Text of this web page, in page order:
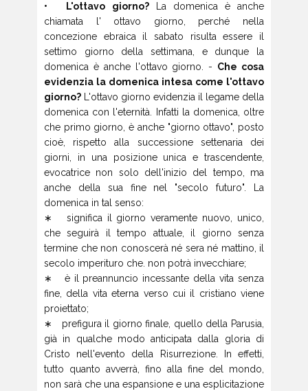
• L'ottavo giorno?La domenica è anche
chiamata l' ottavo giorno, perché nella
concezione ebraica il sabato risulta essere il
settimo giorno della settimana, e dunque la
domenica è anche l'ottavo giorno. - Che cosa
evidenzia la domenica intesa come l'ottavo
giorno? L'ottavo giorno evidenzia il legame della
domenica con l'eternità. Infatti la domenica, oltre
che primo giorno, è anche "giorno ottavo", posto
cioè, rispetto alla successione settenaria dei
giorni, in una posizione unica e trascendente,
evocatrice non solo dell'inizio del tempo, ma
anche della sua fine nel "secolo futuro". La
domenica in tal senso:
∗ significa il giorno veramente nuovo, unico,
che seguirà il tempo attuale, il giorno senza
termine che non conoscerà né sera né mattino, il
secolo imperituro che. non potrà invecchiare;
∗ è il preannuncio incessante della vita senza
fine, della vita eterna verso cui il cristiano viene
proiettato;
∗ prefigura il giorno finale, quello della Parusia,
già in qualche modo anticipata dalla gloria di
Cristo nell'evento della Risurrezione. In effetti,
tutto quanto avverrà, fino alla fine del mondo,
non sarà che una espansione e una esplicitazione